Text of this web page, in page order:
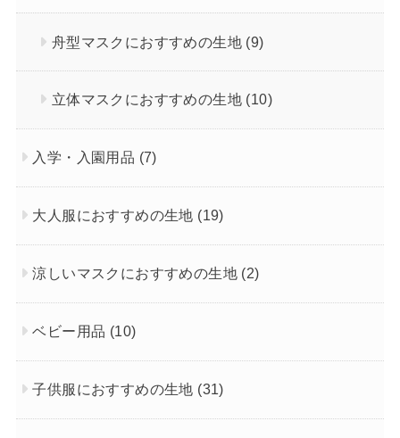
舟型マスクにおすすめの生地 (9)
立体マスクにおすすめの生地 (10)
入学・入園用品 (7)
大人服におすすめの生地 (19)
涼しいマスクにおすすめの生地 (2)
ベビー用品 (10)
子供服におすすめの生地 (31)